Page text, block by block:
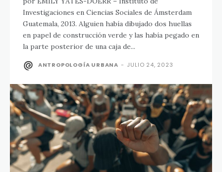
Investigaciones en Ciencias Sociales de Ámsterdam
Guatemala, 2013. Alguien había dibujado dos huellas
en papel de construcción verde y las había pegado en
la parte posterior de una caja de...
ANTROPOLOGÍA URBANA - JULIO 24, 2023